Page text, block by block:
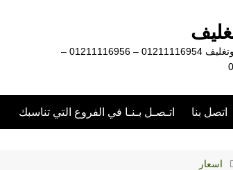
ماكينات تعبئة وتغليف 01211116954 – 01211116956 –
اتصل بنا اتـصـل بـنـا في الفروع التي تناسبك
اسعار